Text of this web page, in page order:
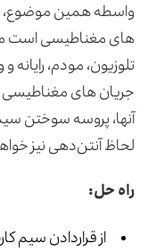
واسطه همین موضوع،
های مغناطیسی است
تلوزیون، مودم،
جریان های مغناطیسی
آنها، پروسه سوختن
لحاظ آنتن‌دهی نیز
راه حل:
از قراردادن سیم